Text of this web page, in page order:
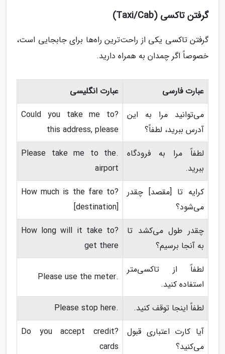
گرفتن تاکسی (Taxi/Cab)
گرفتن تاکسی یکی از راحت‌ترین راه‌ها برای جابجایی است،
خصوصاً اگر چمدان به همراه دارید.
عبارت فارسی
عبارت انگلیسی
می‌توانید مرا به این
آدرس ببرید، لطفاً؟
?Could you take me to
this address, please
لطفاً مرا به فرودگاه
ببرید.
.Please take me to the
airport
کرایه تا [مقصد] چقدر
می‌شود؟
?How much is the fare to
[destination]
چقدر طول می‌کشد تا
به آنجا برسیم؟
?How long will it take to
get there
لطفاً از تاکسی‌متر
استفاده کنید.
.Please use the meter
لطفاً اینجا توقف کنید.
.Please stop here
آیا کارت اعتباری قبول
می‌کنید؟
?Do you accept credit
cards